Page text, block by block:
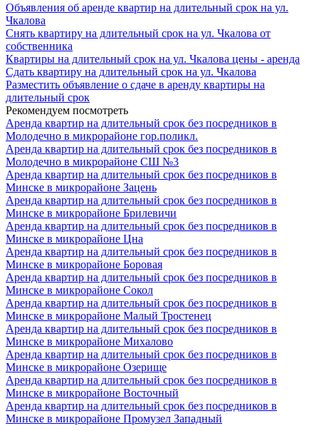
Объявления об аренде квартир на длительный срок на ул.
Чкалова
Снять квартиру на длительный срок на ул. Чкалова от
собственника
Квартиры на длительный срок на ул. Чкалова цены - аренда
Сдать квартиру на длительный срок на ул. Чкалова
Разместить объявление о сдаче в аренду квартиры на
длительный срок
Рекомендуем посмотреть
Аренда квартир на длительный срок без посредников в
Молодечно в микрорайоне гор.поликл.
Аренда квартир на длительный срок без посредников в
Молодечно в микрорайоне СШ №3
Аренда квартир на длительный срок без посредников в
Минске в микрорайоне Зацень
Аренда квартир на длительный срок без посредников в
Минске в микрорайоне Брилевичи
Аренда квартир на длительный срок без посредников в
Минске в микрорайоне Цна
Аренда квартир на длительный срок без посредников в
Минске в микрорайоне Боровая
Аренда квартир на длительный срок без посредников в
Минске в микрорайоне Сокол
Аренда квартир на длительный срок без посредников в
Минске в микрорайоне Малый Тростенец
Аренда квартир на длительный срок без посредников в
Минске в микрорайоне Михалово
Аренда квартир на длительный срок без посредников в
Минске в микрорайоне Озерище
Аренда квартир на длительный срок без посредников в
Минске в микрорайоне Восточный
Аренда квартир на длительный срок без посредников в
Минске в микрорайоне Промузел Западный